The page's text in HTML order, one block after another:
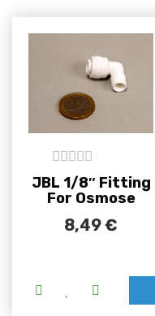
5 out of 5
JBL 1/8″ Fitting
For Osmose
8,49€